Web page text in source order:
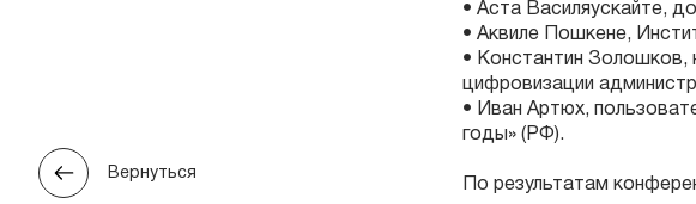
Вернуться
• Аста Василяускайте,
• Аквиле Пошкене,
• Константин Золошков,
цифровизации
• Иван Артюх,
годы» (РФ).
По результатам